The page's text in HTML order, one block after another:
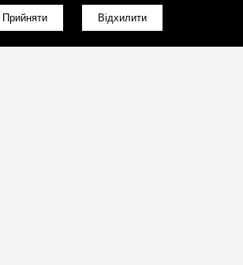
Прийняти Відхилити